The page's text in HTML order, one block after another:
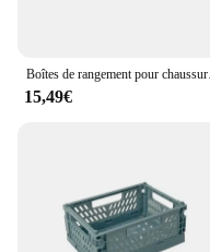
project. These
are an investment in
Boîtes de
15,49€